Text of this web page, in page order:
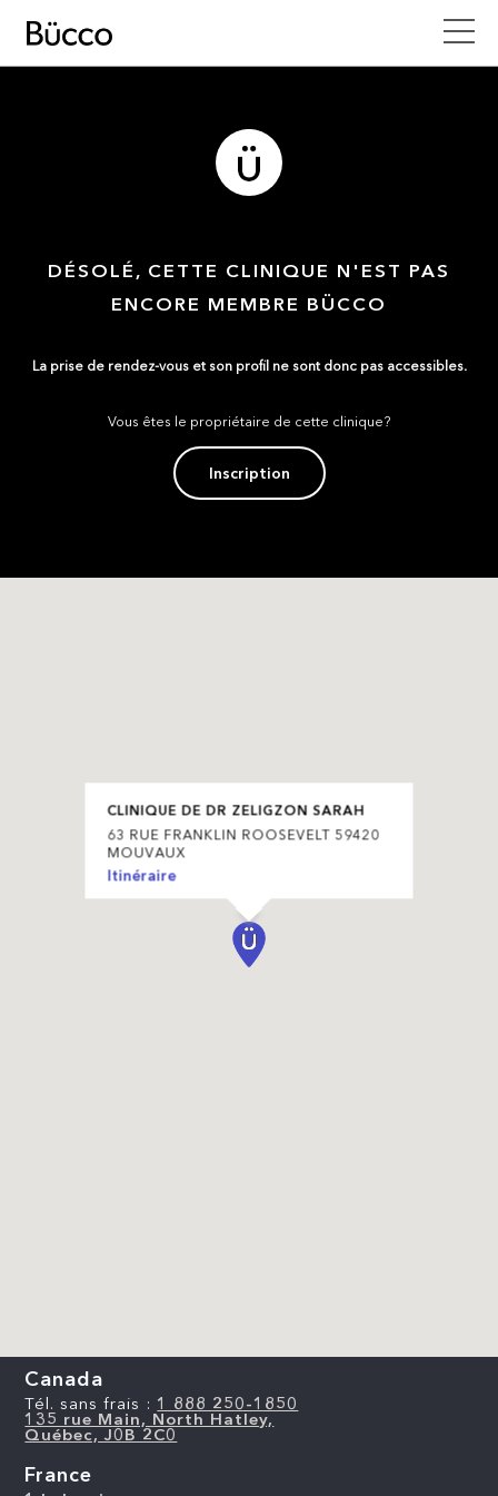
DÉSOLÉ, CETTE CLINIQUE N'EST PAS
ENCORE MEMBRE BÜCCO
La prise de rendez-vous et son profil ne sont donc pas accessibles.
Vous êtes le propriétaire de cette clinique?
Inscription
CLINIQUE DE DR ZELIGZON SARAH
63 RUE FRANKLIN ROOSEVELT 59420
MOUVAUX
Itinéraire
Canada
Tél. sans frais : 1 888 250-1850
135 rue Main, North Hatley,
Québec, J0B 2C0
France